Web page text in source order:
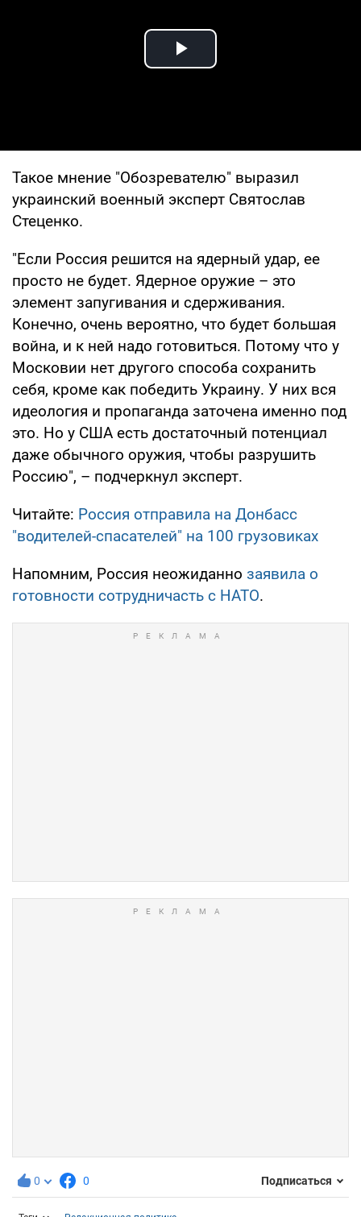
Play Video
Такое мнение "Обозревателю" выразил
украинский военный эксперт Святослав
Стеценко.
"Если Россия решится на ядерный удар, ее
просто не будет. Ядерное оружие – это
элемент запугивания и сдерживания.
Конечно, очень вероятно, что будет большая
война, и к ней надо готовиться. Потому что у
Московии нет другого способа сохранить
себя, кроме как победить Украину. У них вся
идеология и пропаганда заточена именно под
это. Но у США есть достаточный потенциал
даже обычного оружия, чтобы разрушить
Россию", – подчеркнул эксперт.
Читайте: Россия отправила на Донбасс
"водителей-спасателей" на 100 грузовиках
Напомним, Россия неожиданно заявила о
готовности сотрудничасть с НАТО.
0 0 Подписаться